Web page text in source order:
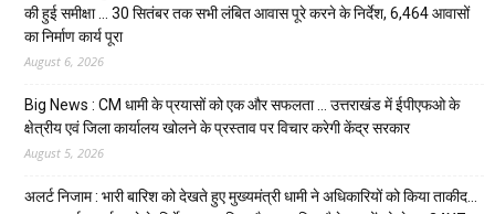
की हुई समीक्षा … 30 सितंबर तक सभी लंबित आवास पूरे करने के निर्देश, 6,464 आवासों
का निर्माण कार्य पूरा
August 6, 2026
Big News : CM धामी के प्रयासों को एक और सफलता … उत्तराखंड में ईपीएफओ के
क्षेत्रीय एवं जिला कार्यालय खोलने के प्रस्ताव पर विचार करेगी केंद्र सरकार
August 5, 2026
अलर्ट निजाम : भारी बारिश को देखते हुए मुख्यमंत्री धामी ने अधिकारियों को किया ताकीद…